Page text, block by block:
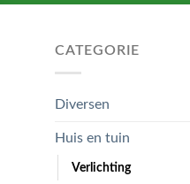
CATEGORIE
Diversen
Huis en tuin
Verlichting